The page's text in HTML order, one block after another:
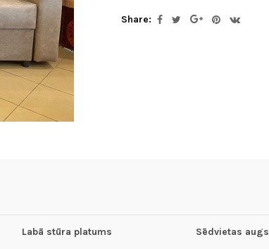
Share:
Labā stūra platums Sēdvietas